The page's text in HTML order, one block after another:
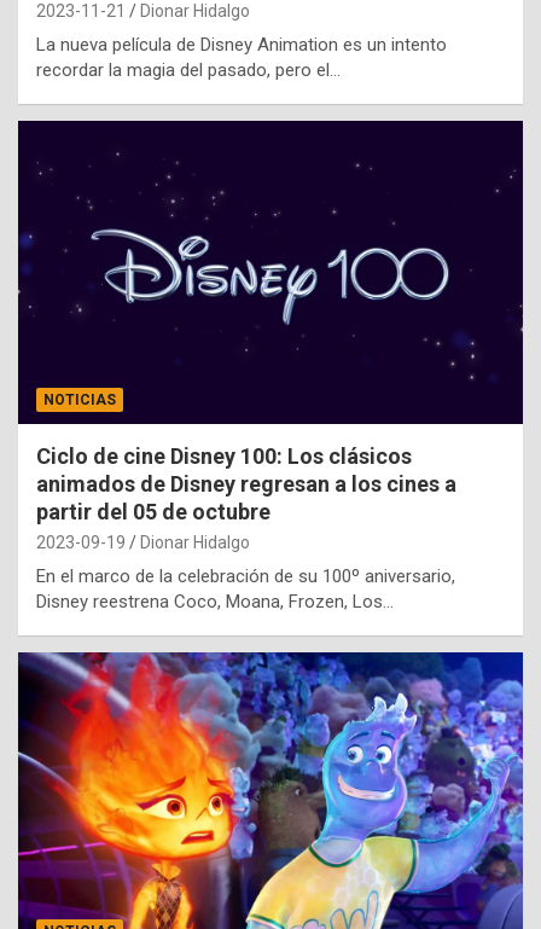
2023-11-21 Dionar Hidalgo
La nueva película de Disney Animation es un intento
recordar la magia del pasado, pero el…
NOTICIAS
Ciclo de cine Disney 100: Los clásicos
animados de Disney regresan a los cines a
partir del 05 de octubre
2023-09-19 Dionar Hidalgo
En el marco de la celebración de su 100º aniversario,
Disney reestrena Coco, Moana, Frozen, Los…